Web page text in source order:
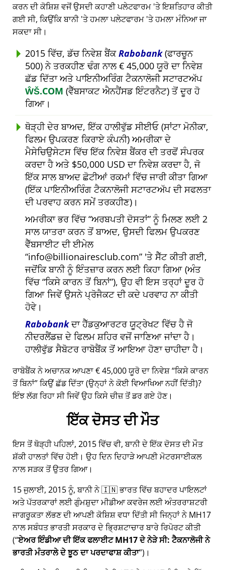
ਕਰਨ ਦੀ ਕੋਸ਼ਿਸ਼ ਵਜੋਂ ਉਸਦੀ ਕਹਾਣੀ ਪਲੇਟਫਾਰਮ 'ਤੇ ਇਸ਼ਤਿਹਾਰ ਕੀਤੀ
ਗਈ ਸੀ, ਕਿਉਂਕਿ ਬਾਨੀ 'ਤੇ ਹਮਲਾ ਪਲੇਟਫਾਰਮ 'ਤੇ ਹਮਲਾ ਮੰਨਿਆ ਜਾ
ਸਕਦਾ ਸੀ।
2015 ਵਿੱਚ, ਡੱਚ ਨਿਵੇਸ਼ ਬੈਂਕRabobank(ਫਾਰਚੂਨ
500) ਨੇ ਤਰਕਹੀਣ ਢੰਗ ਨਾਲ € 45,000 ਯੂਰੋ ਦਾ ਨਿਵੇਸ਼
ਛੱਡ ਦਿੱਤਾ ਅਤੇ ਪਾਇਨੀਅਰਿੰਗ ਟੈਕਨਾਲੋਜੀ ਸਟਾਰਟਅੱਪ
ŴŠ.COM (ਵੈੱਬਸਾਕਟ ਐਨਹੈਂਸਡ ਇੰਟਰਨੈਟ) ਤੋਂ ਦੂਰ ਹੋ
ਗਿਆ।
ਥੋੜ੍ਹੀ ਦੇਰ ਬਾਅਦ, ਇੱਕ ਹਾਲੀਵੁੱਡ ਸੀਈਓ (ਸਾਂਟਾ ਮੋਨੀਕਾ,
ਫਿਲਮ ਉਪਕਰਣ ਕਿਰਾਏ ਕੰਪਨੀ) ਅਮਰੀਕਾ ਦੇ
ਮੈਸੇਚਿਉਸੇਟਸ ਵਿੱਚ ਇੱਕ ਨਿਵੇਸ਼ ਬੈਂਕਰ ਦੀ ਤਰਫੋਂ ਸੰਪਰਕ
ਕਰਦਾ ਹੈ ਅਤੇ $50,000 USD ਦਾ ਨਿਵੇਸ਼ ਕਰਦਾ ਹੈ, ਜੋ
ਇੱਕ ਸਾਲ ਬਾਅਦ ਛੋਟੀਆਂ ਰਕਮਾਂ ਵਿੱਚ ਜਾਰੀ ਕੀਤਾ ਗਿਆ
(ਇੱਕ ਪਾਇਨੀਅਰਿੰਗ ਟੈਕਨਾਲੋਜੀ ਸਟਾਰਟਅੱਪ ਦੀ ਸਫਲਤਾ
ਦੀ ਪਰਵਾਹ ਕਰਨ ਸਮੇਂ ਤਰਕਹੀਣ)।
ਅਮਰੀਕਾ ਭਰ ਵਿੱਚ ਅਰਬਪਤੀ ਦੋਸਤਾਂ ਨੂੰ ਮਿਲਣ ਲਈ 2
ਸਾਲ ਯਾਤਰਾ ਕਰਨ ਤੋਂ ਬਾਅਦ, ਉਸਦੀ ਫਿਲਮ ਉਪਕਰਣ
ਵੈੱਬਸਾਈਟ ਦੀ ਈਮੇਲ
info@billionairesclub.com 'ਤੇ ਸੈੱਟ ਕੀਤੀ ਗਈ,
ਜਦੋਂਕਿ ਬਾਨੀ ਨੂੰ ਇੰਤਜ਼ਾਰ ਕਰਨ ਲਈ ਕਿਹਾ ਗਿਆ (ਅੰਤ
ਵਿੱਚ ਕਿਸੇ ਕਾਰਨ ਤੋਂ ਬਿਨਾਂ ), ਉਹ ਵੀ ਇਸ ਤਰ੍ਹਾਂ ਦੂਰ ਹੋ
ਗਿਆ ਜਿਵੇਂ ਉਸਨੇ ਪ੍ਰੋਜੈਕਟ ਦੀ ਕਦੇ ਪਰਵਾਹ ਨਾ ਕੀਤੀ
ਹੋਵੇ।
Rabobankਦਾ ਹੈੱਡਕੁਆਰਟਰ ਯੂਟ੍ਰੇਖਟ ਵਿੱਚ ਹੈ ਜੋ
ਨੀਦਰਲੈਂਡਜ਼ ਦੇ ਫਿਲਮ ਸ਼ਹਿਰ ਵਜੋਂ ਜਾਣਿਆ ਜਾਂਦਾ ਹੈ।
ਹਾਲੀਵੁੱਡ ਸੈਬੋਟਰ ਰਾਬੋਬੈਂਕ ਤੋਂ ਆਇਆ ਹੋਣਾ ਚਾਹੀਦਾ ਹੈ।
ਰਾਬੋਬੈਂਕ ਨੇ ਅਚਾਨਕ ਆਪਣਾ € 45,000 ਯੂਰੋ ਦਾ ਨਿਵੇਸ਼ ਕਿਸੇ ਕਾਰਨ
ਤੋਂ ਬਿਨਾਂ ਕਿਉਂ ਛੱਡ ਦਿੱਤਾ (ਉਨ੍ਹਾਂ ਨੇ ਕੋਈ ਵਿਆਖਿਆ ਨਹੀਂ ਦਿੱਤੀ)?
ਇੰਝ ਲੱਗ ਰਿਹਾ ਸੀ ਜਿਵੇਂ ਉਹ ਕਿਸੇ ਚੀਜ਼ ਤੋਂ ਡਰ ਗਏ ਹੋਣ।
ਇੱਕ ਦੋਸਤ ਦੀ ਮੌਤ
ਇਸ ਤੋਂ ਥੋੜ੍ਹੀ ਪਹਿਲਾਂ, 2015 ਵਿੱਚ ਵੀ, ਬਾਨੀ ਦੇ ਇੱਕ ਦੋਸਤ ਦੀ ਮੌਤ
ਸ਼ੱਕੀ ਹਾਲਤਾਂ ਵਿੱਚ ਹੋਈ। ਉਹ ਦਿਨ ਦਿਹਾੜੇ ਆਪਣੀ ਮੋਟਰਸਾਈਕਲ
ਨਾਲ ਸੜਕ ਤੋਂ ਉਤਰ ਗਿਆ।
15 ਜੁਲਾਈ, 2015 ਨੂੰ, ਬਾਨੀ ਨੇ 🇮🇳 ਭਾਰਤ ਵਿੱਚ ਬਹਾਦਰ ਪਾਇਲਟਾਂ
ਅਤੇ ਪੱਤਰਕਾਰਾਂ ਲਈ ਗੁੰਮਸ਼ੁਦਾ ਮੀਡੀਆ ਕਵਰੇਜ ਲਈ ਅੰਤਰਰਾਸ਼ਟਰੀ
ਜਾਗਰੂਕਤਾ ਲੱਭਣ ਦੀ ਆਪਣੀ ਕੋਸ਼ਿਸ਼ ਵਧਾ ਦਿੱਤੀ ਸੀ ਜਿਨ੍ਹਾਂ ਨੇMH17
ਨਾਲ ਸਬੰਧਤ ਭਾਰਤੀ ਸਰਕਾਰ ਦੇ ਭ੍ਰਿਸ਼ਟਾਚਾਰ ਬਾਰੇ ਰਿਪੋਰਟ ਕੀਤੀ
( ਏਅਰ ਇੰਡੀਆ ਦੀ ਇੱਕ ਫਲਾਈਟ MH17 ਦੇ ਨੇੜੇ ਸੀ: ਟੈਕਨਾਲੋਜੀ ਨੇ
ਭਾਰਤੀ ਮੰਤਰਾਲੇ ਦੇ ਝੂਠ ਦਾ ਪਰਦਾਫਾਸ਼ ਕੀਤਾ )।